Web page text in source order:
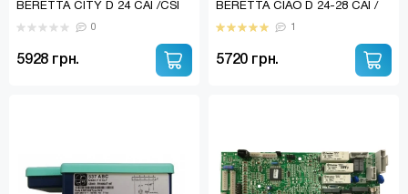
BERETTA CITY D 24 CAI /CSI
2012 ЖК ( MP05 ) R20049611
0
5928 грн.
BERETTA CIAO D 24-28 CAI /
CSI с ЖК R20050977
1
5720 грн.